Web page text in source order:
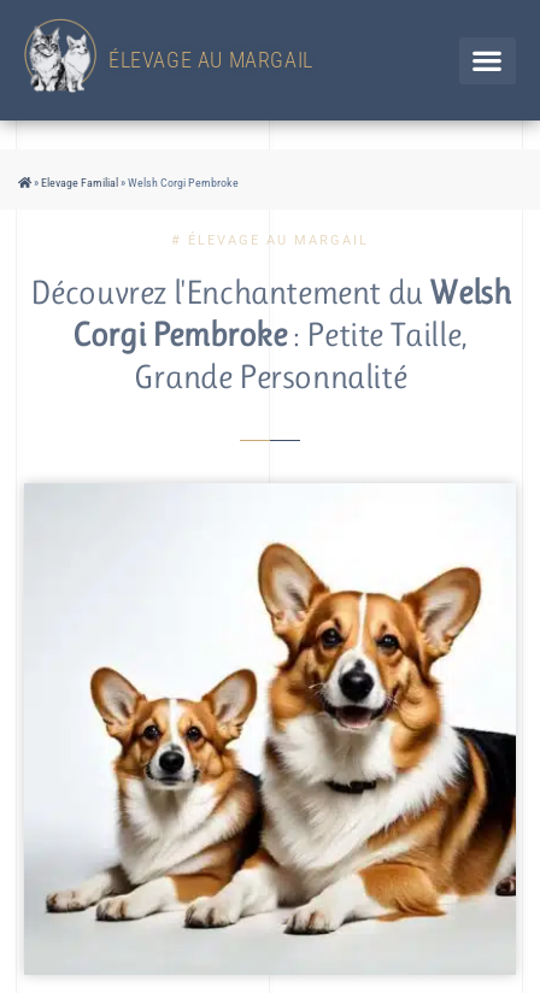
ÉLEVAGE AU MARGAIL
» Elevage Familial »Welsh Corgi Pembroke
# ÉLEVAGE AU MARGAIL
Découvrez l'Enchantement duWelsh
Corgi Pembroke: Petite Taille,
Grande Personnalité